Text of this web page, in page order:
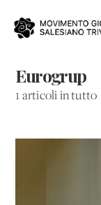
Eurogrup
1 articoli in tutto